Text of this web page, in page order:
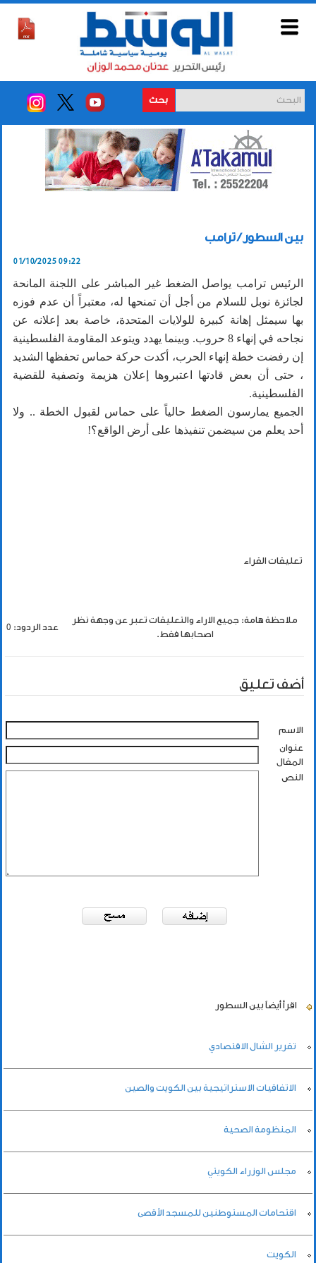
بحث
بين السطور / ترامب
01/10/2025 09:22
الرئيس ترامب يواصل الضغط غير المباشر على اللجنة المانحة
لجائزة نوبل للسلام من أجل أن تمنحها له، معتبراً أن عدم فوزه
بها سيمثل إهانة كبيرة للولايات المتحدة، خاصة بعد إعلانه عن
نجاحه في إنهاء 8 حروب. وبينما يهدد ويتوعد المقاومة الفلسطينية
إن رفضت خطة إنهاء الحرب، أكدت حركة حماس تحفظها الشديد
، حتى أن بعض قادتها اعتبروها إعلان هزيمة وتصفية للقضية
الفلسطينية.
الجميع يمارسون الضغط حالياً على حماس لقبول الخطة .. ولا
أحد يعلم من سيضمن تنفيذها على أرض الواقع؟!
تعليقات القراء
ملاحظة هامة: جميع الاراء والتعليقات تعبر عن وجهة نظر
اصحابها فقط.
عدد الردود: 0
أضف تعليق
الاسم
عنوان
المقال
النص
اقرأ أيضاً بين السطور
تقرير الشال الاقتصادي
الاتفاقيات الاستراتيجية بين الكويت والصين
المنظومة الصحية
مجلس الوزراء الكويتي
اقتحامات المستوطنين للمسجد الأقصى
الكويت